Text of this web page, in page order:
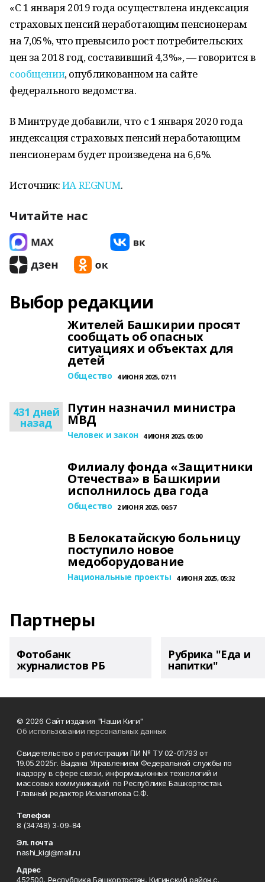
«С 1 января 2019 года осуществлена индексация
страховых пенсий неработающим пенсионерам
на 7,05%, что превысило рост потребительских
цен за 2018 год, составивший 4,3%», — говорится в
сообщении, опубликованном на сайте
федерального ведомства.
В Минтруде добавили, что с 1 января 2020 года
индексация страховых пенсий неработающим
пенсионерам будет произведена на 6,6%.
Источник:ИА REGNUM.
Читайте нас
Выбор редакции
Жителей Башкирии просят
сообщать об опасных
ситуациях и объектах для
детей
Общество 4 ИЮНЯ 2025, 07:11
431 дней
назад
Путин назначил министра
МВД
Человек и закон 4 ИЮНЯ 2025, 05:00
Филиалу фонда «Защитники
Отечества» в Башкирии
исполнилось два года
Общество 2 ИЮНЯ 2025, 06:57
В Белокатайскую больницу
поступило новое
медоборудование
Национальные проекты 4 ИЮНЯ 2025, 05:32
Партнеры
Фотобанк
журналистов РБ
Рубрика "Еда и
напитки"
© 2026 Сайт издания "Наши Киги"
Об использовании персональных данных
Свидетельство о регистрации ПИ № ТУ 02-01793 от
19.05.2025г. Выдана Управлением Федеральной службы по
надзору в сфере связи, информационных технологий и
массовых коммуникаций по Республике Башкортостан.
Главный редактор Исмагилова С.Ф.
Телефон
8 (34748) 3-09-84
Эл. почта
nashi_kigi@mail.ru
Адрес
452500, Республика Башкортостан, Кигинский район с.